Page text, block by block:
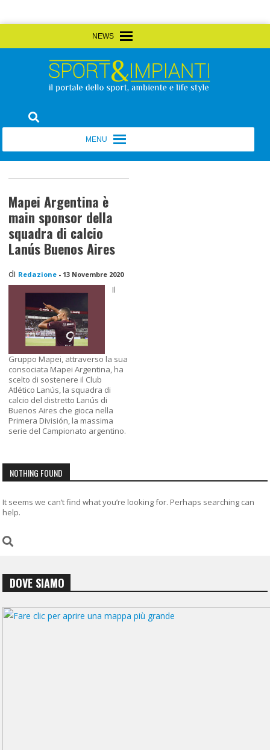
to
Sport&Impianti
Mapei Argentina è
main sponsor della
squadra di calcio
Lanús Buenos Aires
di Redazione - 13 Novembre 2020
Il
Gruppo Mapei, attraverso la sua
consociata Mapei Argentina, ha
scelto di sostenere il Club
Atlético Lanús, la squadra di
calcio del distretto Lanús di
Buenos Aires che gioca nella
Primera División, la massima
serie del Campionato argentino.
NOTHING FOUND
It seems we can’t find what you’re looking for. Perhaps searching can
help.
DOVE SIAMO